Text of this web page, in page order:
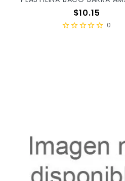
Precio
$10.15
0